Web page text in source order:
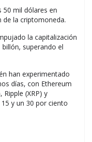
50 mil dólares en
de la criptomoneda.
la capitalización
superando el
han experimentado
días, con Ethereum
Ripple (XRP) y
y un 30 por ciento